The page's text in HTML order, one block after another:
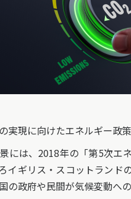
実現に向けたエネルギー政
には、2018年の「第5次エ
イギリス・スコットランド
の政府や民間が気候変動へ